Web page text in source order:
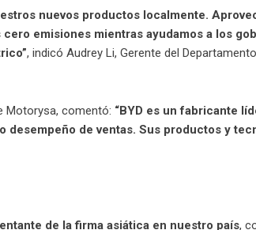
nuevos productos localmente.
emisiones mientras ayudamos a los
, indicó Audrey Li, Gerente del
Motorysa, comentó: “BYD es un fabricante
desempeño de ventas. Sus productos y
de la firma asiática en nuestro país,